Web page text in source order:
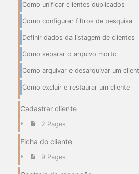
Como unificar clientes duplicados
Como configurar filtros de pesquisa
Definir dados da listagem de clientes
Como separar o arquivo morto
Como arquivar e desarquivar um
Como excluir e restaurar um cliente
Cadastrar cliente
2 Pages
Ficha do cliente
9 Pages